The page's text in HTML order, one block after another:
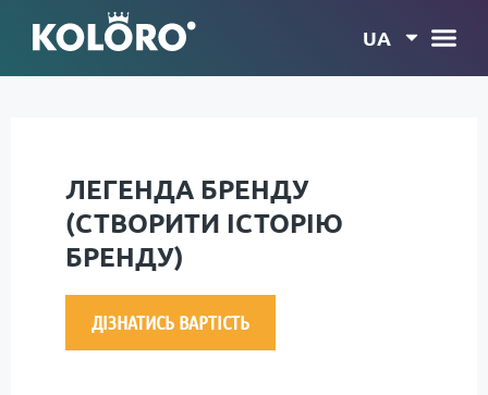
UA
ЛЕГЕНДА БРЕНДУ
(СТВОРИТИ ІСТОРІЮ
БРЕНДУ)
ДІЗНАТИСЬ ВАРТІСТЬ